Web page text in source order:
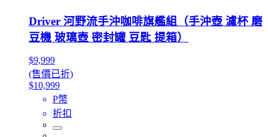
Driver 河野流手沖咖啡旗艦組（手沖壺 濾杯 磨
豆機 玻璃壺 密封罐 豆匙 提箱）
$9,999
(售價已折)
$10,999
P幣
折扣